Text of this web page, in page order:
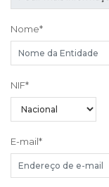
Nome*
NIF*
E-mail*